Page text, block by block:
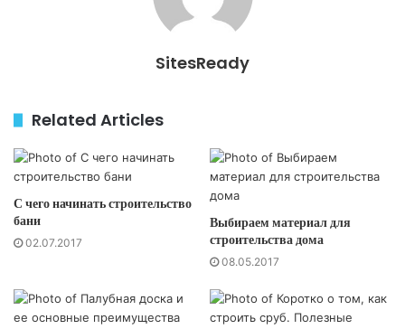
SitesReady
Related Articles
С чего начинать строительство
бани
02.07.2017
Выбираем материал для
строительства дома
08.05.2017